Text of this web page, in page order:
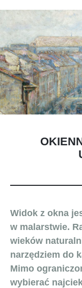
Widok z okna
w malarstwie.
wieków
narzędziem do
Mimo
wybierać